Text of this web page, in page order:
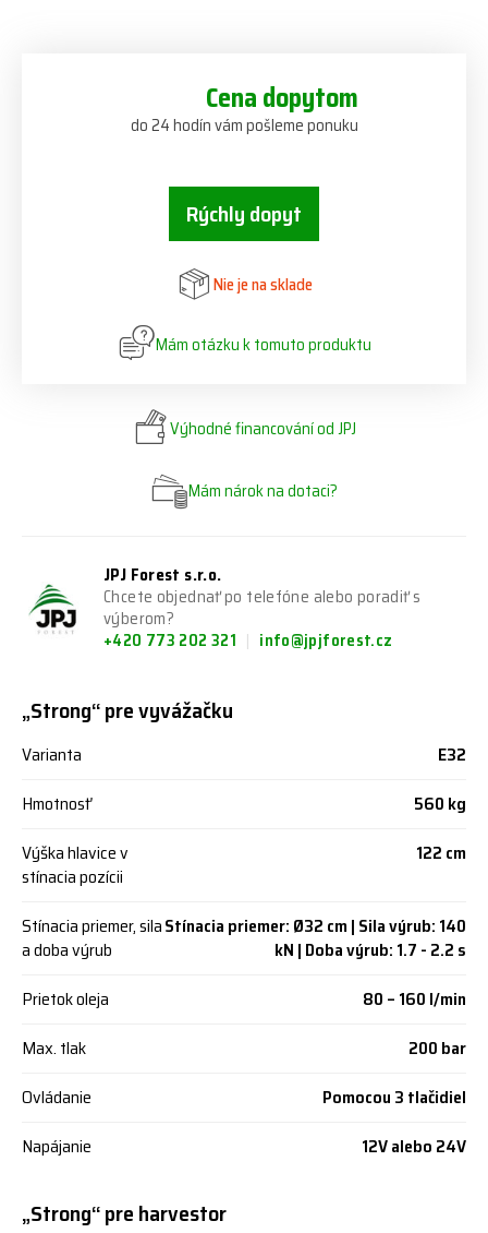
Cena dopytom
do 24 hodín vám pošleme ponuku
Rýchly dopyt
Nie je na sklade
Mám otázku k tomuto produktu
Výhodné financování od JPJ
Mám nárok na dotaci?
JPJ Forest s.r.o.
Chcete objednať po telefóne alebo poradiť s
výberom?
+420 773 202 321
info@jpjforest.cz
„Strong“ pre vyvážačku
Varianta
E32
Hmotnosť
560 kg
Výška hlavice v
stínacia pozícii
122 cm
Stínacia priemer, sila
a doba výrub
Stínacia priemer: Ø32 cm | Sila výrub: 140
kN | Doba výrub: 1.7 - 2.2 s
Prietok oleja
80 – 160 l/min
Max. tlak
200 bar
Ovládanie
Pomocou 3 tlačidiel
Napájanie
12V alebo 24V
„Strong“ pre harvestor